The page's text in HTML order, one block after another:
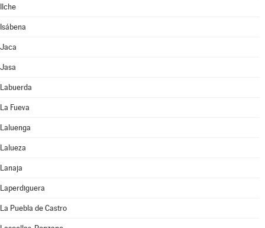
Ilche
Isábena
Jaca
Jasa
Labuerda
La Fueva
Laluenga
Lalueza
Lanaja
Laperdiguera
La Puebla de Castro